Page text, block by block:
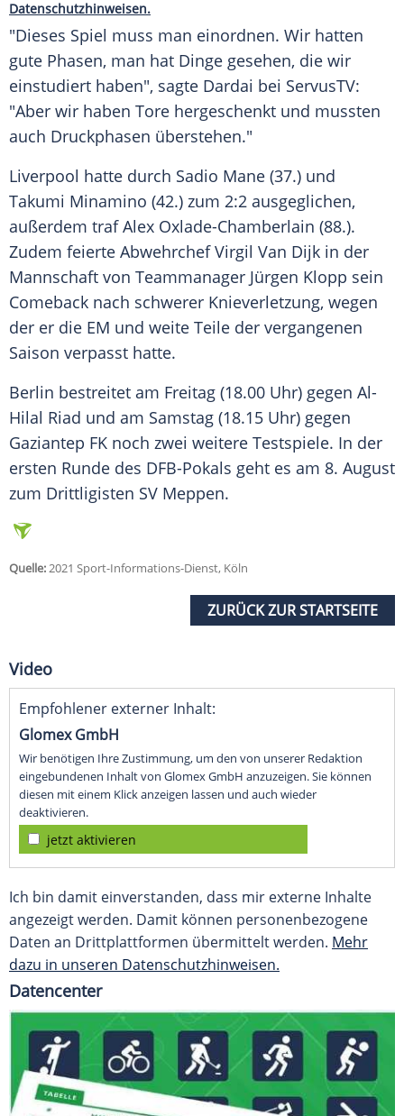
Datenschutzhinweisen.
"Dieses Spiel muss man einordnen. Wir hatten
gute Phasen, man hat Dinge gesehen, die wir
einstudiert haben", sagte Dardai bei ServusTV:
"Aber wir haben Tore hergeschenkt und mussten
auch Druckphasen überstehen."
Liverpool hatte durch Sadio Mane (37.) und
Takumi Minamino (42.) zum 2:2 ausgeglichen,
außerdem trafAlex Oxlade-Chamberlain (88.).
Zudem feierte Abwehrchef Virgil Van Dijk in der
Mannschaft von Teammanager Jürgen Klopp sein
Comeback nach schwerer Knieverletzung, wegen
der er die EM und weite Teile der vergangenen
Saison verpasst hatte.
Berlin bestreitet am Freitag (18.00 Uhr) gegen Al-
Hilal Riad und am Samstag (18.15 Uhr) gegen
Gaziantep FK noch zwei weitere Testspiele. In der
ersten Runde des DFB-Pokals geht es am 8. August
zum Drittligisten SV Meppen.
Quelle:2021 Sport-Informations-Dienst, Köln
ZURÜCK ZUR STARTSEITE
Video
Empfohlener externer Inhalt:
Glomex GmbH
Wir benötigen Ihre Zustimmung, um den von unserer Redaktion
eingebundenen Inhalt von Glomex GmbH anzuzeigen. Sie können
diesen mit einem Klick anzeigen lassen und auch wieder
deaktivieren.
jetzt aktivieren
Ich bin damit einverstanden, dass mir externe Inhalte
angezeigt werden. Damit können personenbezogene
Daten an Drittplattformen übermittelt werden. Mehr
dazu in unseren Datenschutzhinweisen.
Datencenter